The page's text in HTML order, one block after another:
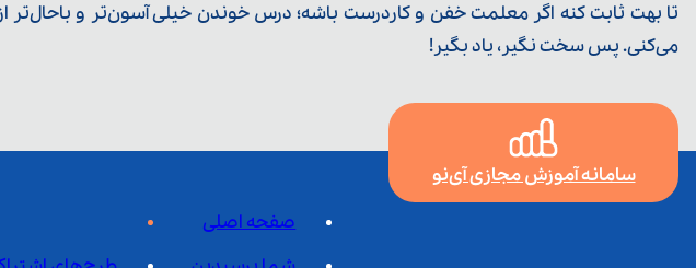
تا بهت ثابت کنه اگر معلمت خفن و کاردرست باشه؛ درس خوندن خیلی آسون‌تر و باحال‌تر
می‌کنی. پس سخت نگیر، یاد بگیر!
سامانه آموزش مجازی آی‌نو
صفحه اصلی